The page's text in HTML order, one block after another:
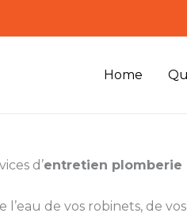
Home
d’entretien plomberie
de vos robinets, de